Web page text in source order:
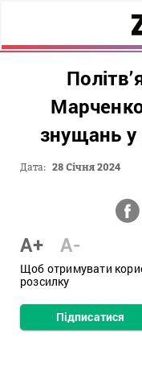
знущань у
Дата: 28 Січня 2024
A+ A-
Щоб отримувати
розсилку
Підписатися